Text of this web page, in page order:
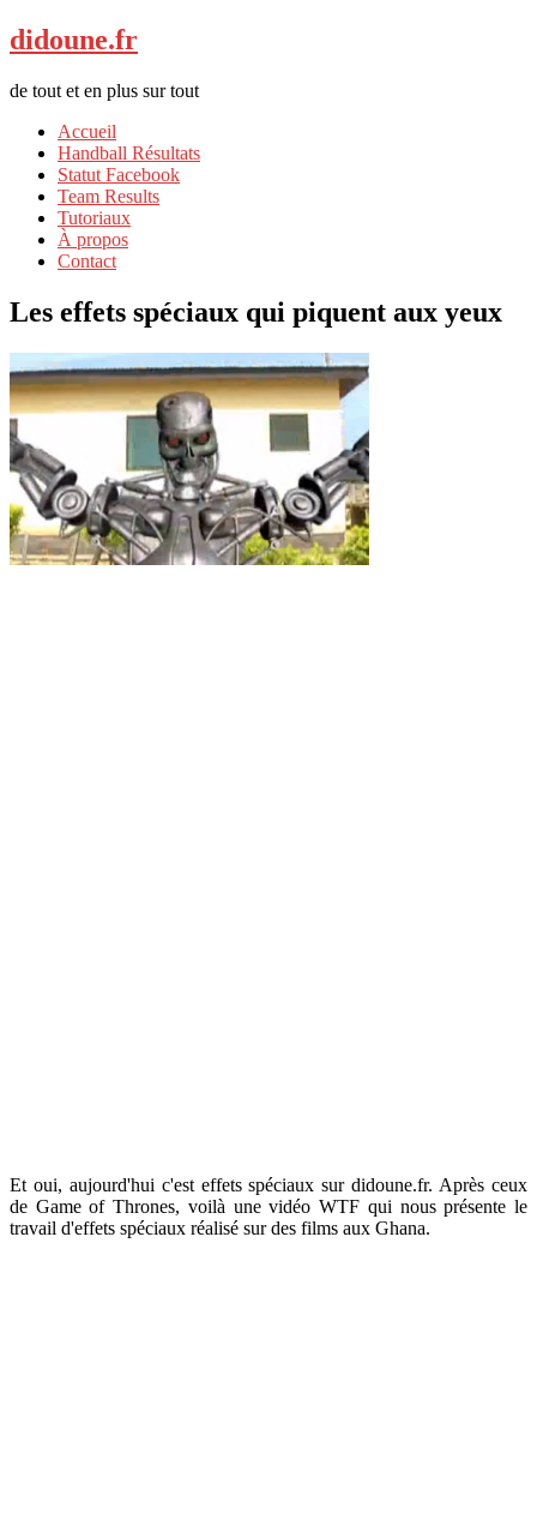
didoune.fr
de tout et en plus sur tout
Accueil
Handball Résultats
Statut Facebook
Team Results
Tutoriaux
À propos
Contact
Les effets spéciaux qui piquent aux yeux
Et oui, aujourd'hui c'est effets spéciaux sur didoune.fr. Après ceux
de Game of Thrones, voilà une vidéo WTF qui nous présente le
travail d'effets spéciaux réalisé sur des films aux Ghana.